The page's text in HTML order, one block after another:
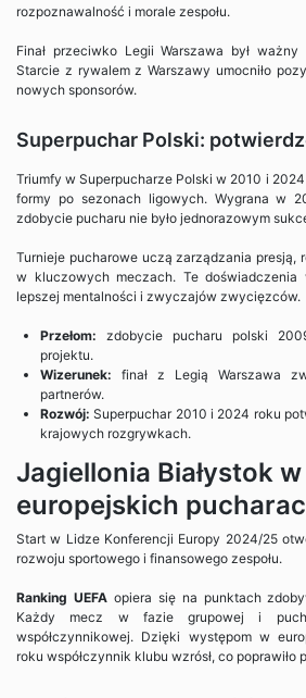
rozpoznawalność i morale zespołu.
Finał przeciwko Legii Warszawa był
Starcie z rywalem z Warszawy umocniło
nowych sponsorów.
Superpuchar Polski:
Triumfy w Superpucharze Polski w 2010 i
formy po sezonach ligowych. Wygrana w
zdobycie pucharu nie było jednorazowym
Turnieje pucharowe uczą zarządzania presją,
w kluczowych meczach. Te
lepszej mentalności i zwyczajów zwycięzców.
Przełom: zdobycie pucharu polski
projektu.
Wizerunek: finał z Legią Warszawa
partnerów.
Rozwój: Superpuchar 2010 i 2024 roku
krajowych rozgrywkach.
Jagiellonia Białystok w
europejskich
Start w Lidze Konferencji Europy 2024/25
rozwoju sportowego i finansowego zespołu.
Ranking UEFAopiera się na punktach
Każdy mecz w fazie grupowej i
współczynnikowej. Dzięki występom w
roku współczynnik klubu wzrósł, co